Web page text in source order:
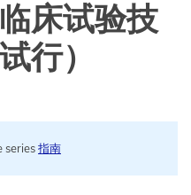
床试验技
行）
series指南